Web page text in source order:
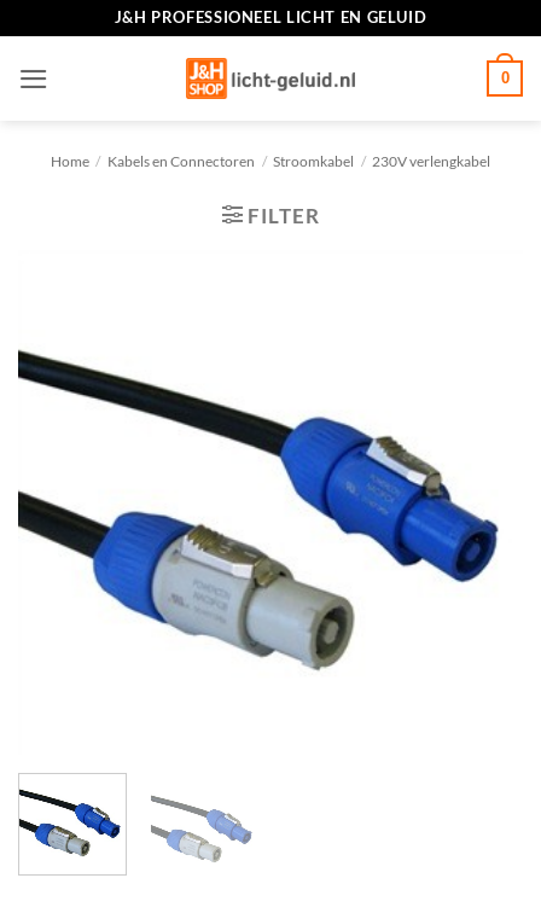
inhoud
J&H PROFESSIONEEL LICHT EN GELUID
0
Home / Kabels en Connectoren / Stroomkabel / 230V verlengkabel
FILTER